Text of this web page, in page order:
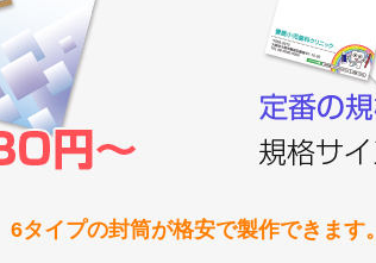
6タイプの封筒が格安で製作できます。